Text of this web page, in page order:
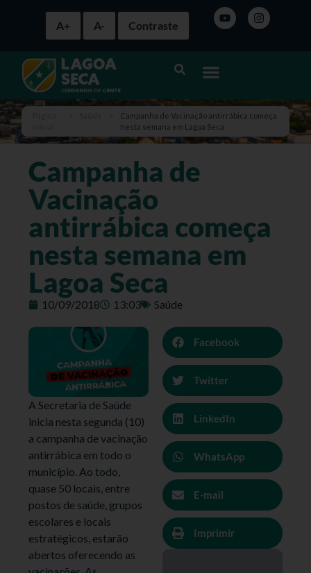
A+ A- Contraste
Campanha de Vacinação antirrábica começa
nesta semana em Lagoa Seca
Campanha de
Vacinação
antirrábica começa
nesta semana em
Lagoa Seca
10/09/2018 13:03 Saúde
A Secretaria de Saúde
inicia nesta segunda (10)
a campanha de vacinação
antirrábica em todo o
município. Ao todo,
quase 50 locais, entre
postos de saúde, grupos
escolares e locais
estratégicos, estarão
abertos oferecendo as
Facebook
Twitter
LinkedIn
WhatsApp
E-mail
Imprimir